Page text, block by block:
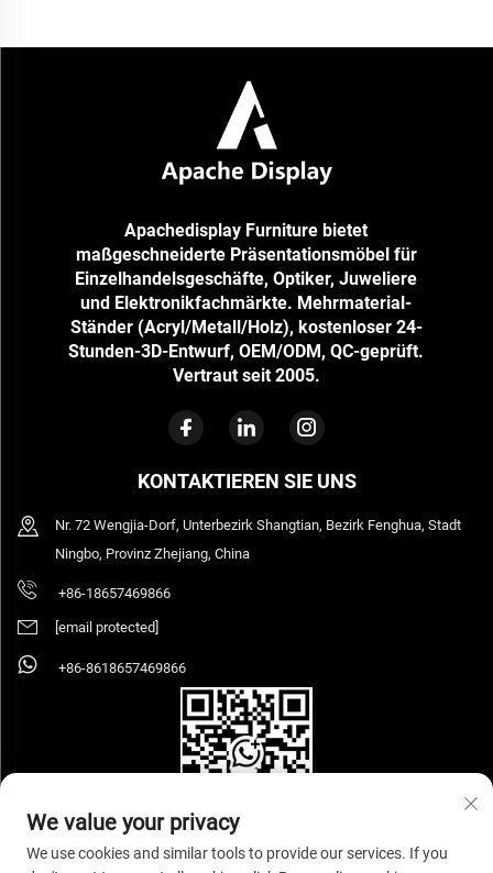
Apachedisplay Furniture bietet
maßgeschneiderte Präsentationsmöbel für
Einzelhandelsgeschäfte, Optiker, Juweliere
und Elektronikfachmärkte. Mehrmaterial-
Ständer (Acryl/Metall/Holz), kostenloser 24-
Stunden-3D-Entwurf, OEM/ODM, QC-geprüft.
Vertraut seit 2005.
KONTAKTIEREN SIE UNS
Nr. 72 Wengjia-Dorf, Unterbezirk Shangtian, Bezirk Fenghua, Stadt
Ningbo, Provinz Zhejiang, China
+86-18657469866
[email protected]
+86-8618657469866
We value your privacy
We use cookies and similar tools to provide our services. If you